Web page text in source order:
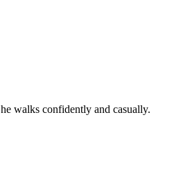
walks confidently and casually.